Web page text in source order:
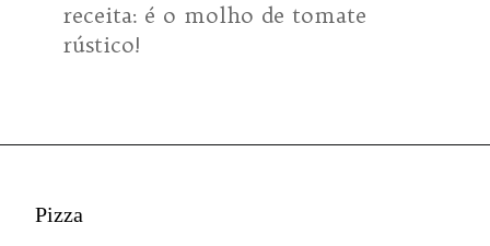
receita: é o molho de tomate
rústico!
Pizza